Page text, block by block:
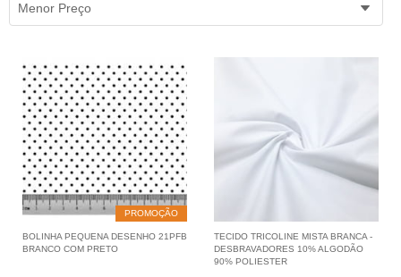
Menor Preço
PROMOÇÃO
BOLINHA PEQUENA DESENHO 21PFB
BRANCO COM PRETO
TECIDO TRICOLINE MISTA BRANCA -
DESBRAVADORES 10% ALGODÃO
90% POLIESTER